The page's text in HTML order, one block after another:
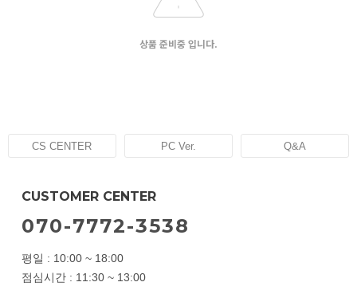
상품 준비중 입니다.
CS CENTER PC Ver. Q&A
CUSTOMER CENTER
070-7772-3538
평일 : 10:00 ~ 18:00
점심시간 : 11:30 ~ 13:00